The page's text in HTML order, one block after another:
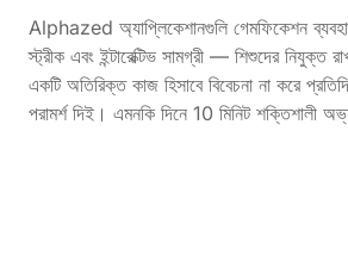
Alphazed অ্যাপ্লিকেশানগুলি গেমফিকেশন
স্ট্রীক এবং ইন্টারেক্টিভ সামগ্রী — শিশুদের নিযুক্ত
একটি অতিরিক্ত কাজ হিসাবে বিবেচনা না করে
পরামর্শ দিই। এমনকি দিনে 10 মিনিট শক্তিশালী